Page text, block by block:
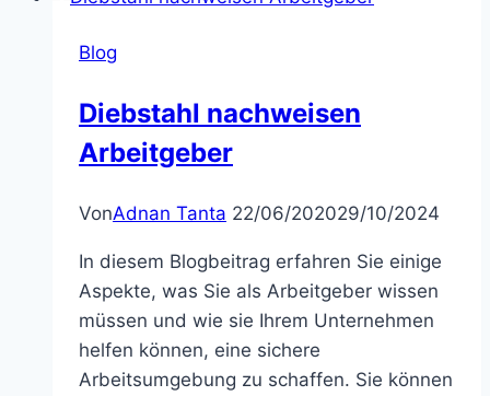
Blog
Diebstahl nachweisen
Arbeitgeber
VonAdnan Tanta 22/06/202029/10/2024
In diesem Blogbeitrag erfahren Sie einige
Aspekte, was Sie als Arbeitgeber wissen
müssen und wie sie Ihrem Unternehmen
helfen können, eine sichere
Arbeitsumgebung zu schaffen. Sie können